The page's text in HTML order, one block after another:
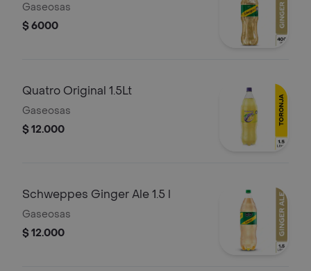
Gaseosas
$ 6000
Quatro Original 1.5Lt
Gaseosas
$ 12.000
Schweppes Ginger Ale 1.5 l
Gaseosas
$ 12.000